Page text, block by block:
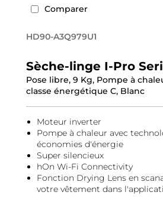
Comparer
HD90-A3Q979U1
Sèche-linge I-Pro
Pose libre, 9 Kg, Pompe à
classe énergétique C, Blanc
Moteur inverter
Pompe à chaleur avec
économies d'énergie
Super silencieux
hOn Wi-Fi Connectivity
Fonction Drying Lens en
votre vêtement dans